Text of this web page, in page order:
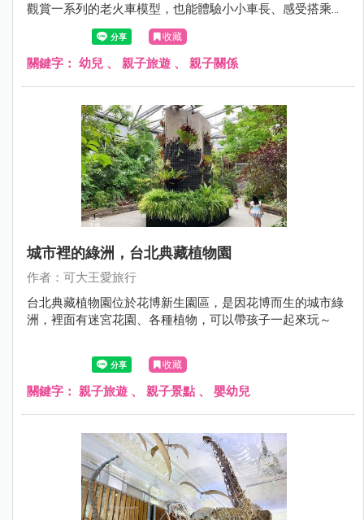
觀賞一系列的老火車模型，也能體驗小小車長、感受搭乘火
車的樂趣，快帶孩子來玩吧！
收藏
關鍵字： 幼兒 、 親子旅遊 、 親子關係
城市裡的綠洲，台北典藏植物園
作者：可大王愛旅行
台北典藏植物園位於花博新生園區，是因花博而生的城市綠
洲，裡面有迷宮花園、各種植物，可以帶孩子一起來玩～
收藏
關鍵字： 親子旅遊 、 親子景點 、 嬰幼兒